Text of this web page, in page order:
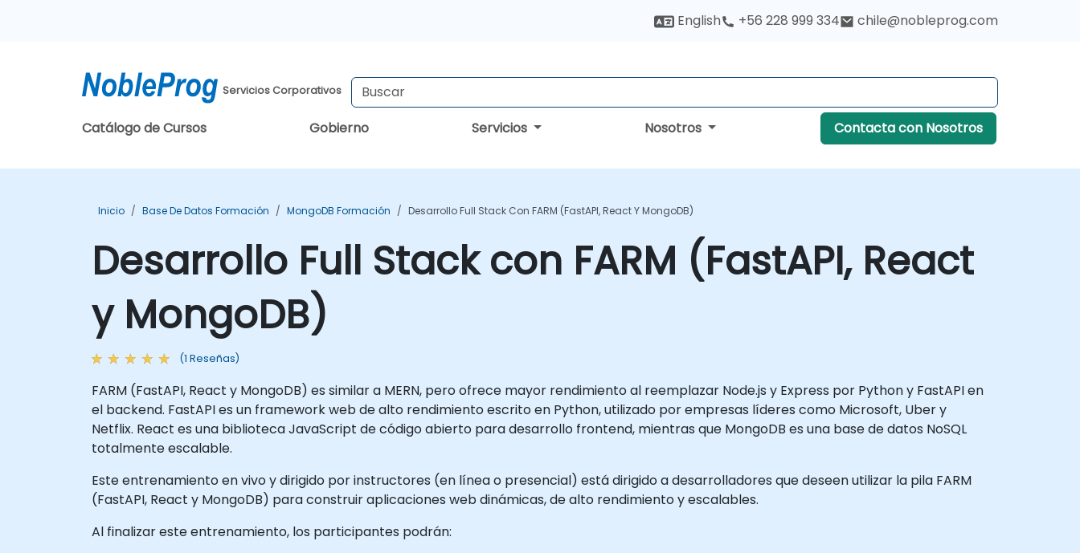
English +56 228 999 334 chile@nobleprog.com
Servicios Corporativos
Catálogo de Cursos Gobierno Servicios Nosotros Contacta con Nosotros
Inicio Base De Datos Formación MongoDB Formación Desarrollo Full Stack Con FARM (FastAPI, React Y MongoDB)
Desarrollo Full Stack con FARM (FastAPI, React
y MongoDB)
(1 Reseñas)
FARM (FastAPI, React y MongoDB) es similar a MERN, pero ofrece mayor rendimiento al reemplazar Node.js y Express por Python y FastAPI en
el backend. FastAPI es un framework web de alto rendimiento escrito en Python, utilizado por empresas líderes como Microsoft, Uber y
Netflix. React es una biblioteca JavaScript de código abierto para desarrollo frontend, mientras que MongoDB es una base de datos NoSQL
totalmente escalable.
Este entrenamiento en vivo y dirigido por instructores (en línea o presencial) está dirigido a desarrolladores que deseen utilizar la pila FARM
(FastAPI, React y MongoDB) para construir aplicaciones web dinámicas, de alto rendimiento y escalables.
Al finalizar este entrenamiento, los participantes podrán: